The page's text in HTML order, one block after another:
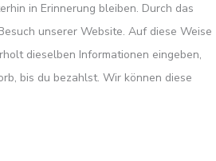
in Erinnerung bleiben. Durch das
unserer Website. Auf diese Weise
dieselben Informationen eingeben,
bis du bezahlst. Wir können diese